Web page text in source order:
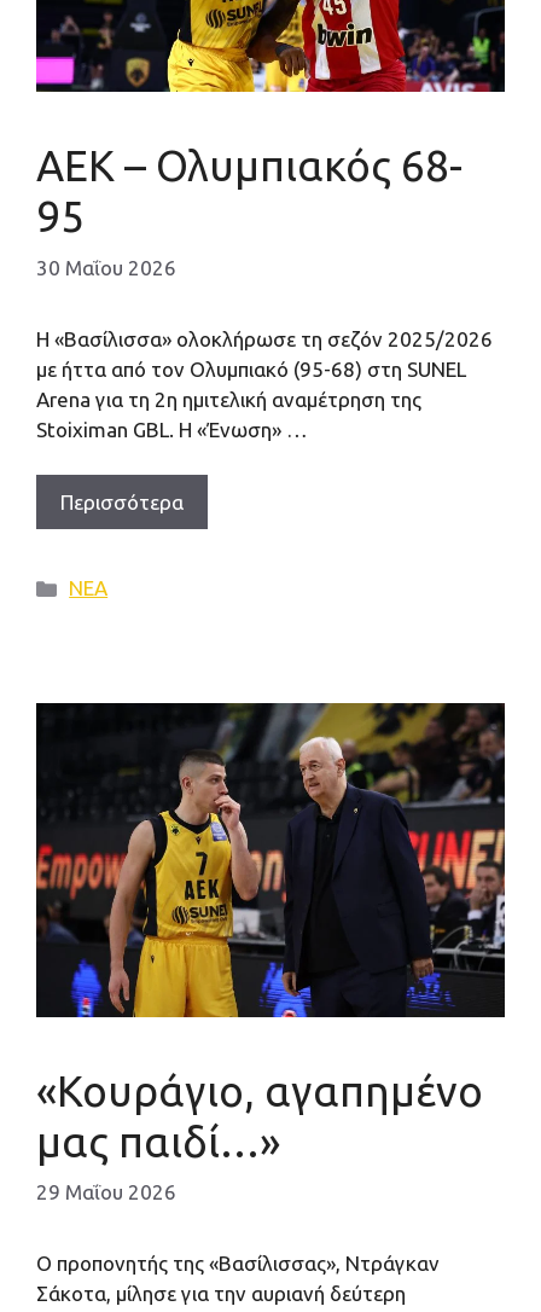
ΑΕΚ – Ολυμπιακός 68-
95
30 Μαΐου 2026
Η «Βασίλισσα» ολοκλήρωσε τη σεζόν 2025/2026
με ήττα από τον Ολυμπιακό (95-68) στη SUNEL
Arena για τη 2η ημιτελική αναμέτρηση της
Stoiximan GBL. Η «Ένωση» …
Περισσότερα
Κατηγορίες
ΝΕΑ
«Κουράγιο, αγαπημένο
μας παιδί…»
29 Μαΐου 2026
O προπονητής της «Βασίλισσας», Ντράγκαν
Σάκοτα, μίλησε για την αυριανή δεύτερη